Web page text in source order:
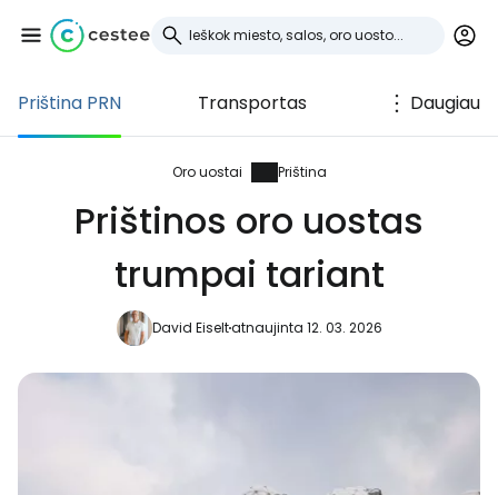
Priština PRN Transportas Daugiau
Oro uostai Priština
Prištinos oro uostas
trumpai tariant
David Eiseltatnaujinta 12. 03. 2026
Prisijunkite prie
Cestee
... pasaulinė kelionių bendruomenė
Tęsti su Google
Tęsti el. paštu